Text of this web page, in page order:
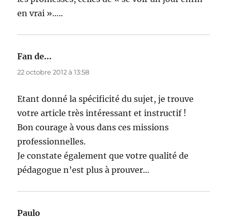
en vrai »…..
Fan de...
22 octobre 2012 à 13:58
Etant donné la spécificité du sujet, je trouve
votre article très intéressant et instructif !
Bon courage à vous dans ces missions
professionnelles.
Je constate également que votre qualité de
pédagogue n’est plus à prouver…
Paulo